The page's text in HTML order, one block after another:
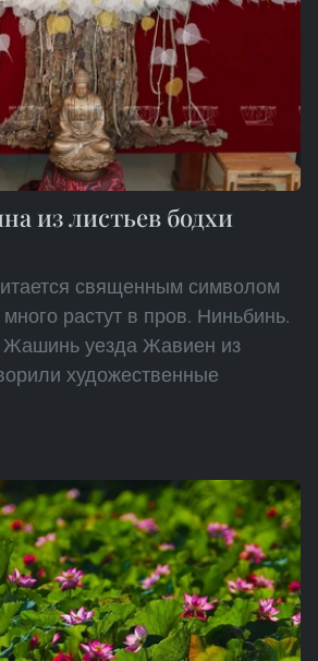
из листьев бодхи
священным символом
растут в пров. Ниньбинь.
уезда Жавиен из
художественные